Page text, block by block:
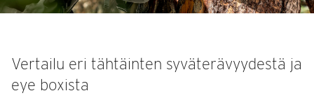
Vertailu eri tähtäinten syväterävyydestä ja
eye boxista